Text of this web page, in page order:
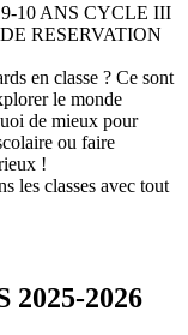
10 ANS CYCLE III
RESERVATION
en classe ? Ce sont
le monde
de mieux pour
ou faire
!
les classes avec tout
2025-2026